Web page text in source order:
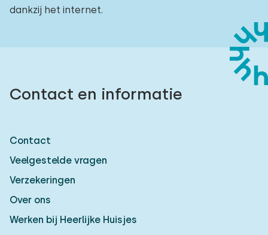
dankzij het internet.
Contact en informatie
Contact
Veelgestelde vragen
Verzekeringen
Over ons
Werken bij Heerlijke Huisjes